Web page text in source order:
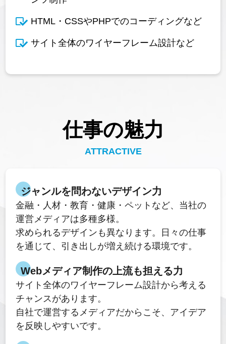
HTML・CSSやPHPでのコーディングなど
サイト全体のワイヤーフレーム設計など
仕事の魅力
ATTRACTIVE
ジャンルを問わないデザイン力
金融・人材・教育・健康・ペットなど、当社の
運営メディアは多種多様。
求められるデザインも異なります。日々の仕事
を通じて、引き出しが増え続ける環境です。
Webメディア制作の上流も担える力
サイト全体のワイヤーフレーム設計から考える
チャンスがあります。
自社で運営するメディアだからこそ、アイデア
を反映しやすいです。